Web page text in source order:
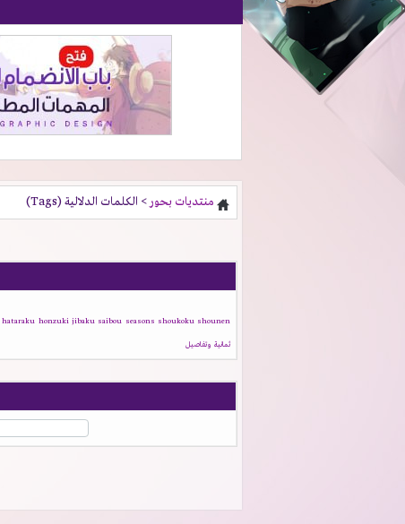
منتديات بحور > الكلمات الدلالية (Tags)
hataraku honzuki jibaku saibou seasons shoukoku shounen
ثمانية وتفاصيل